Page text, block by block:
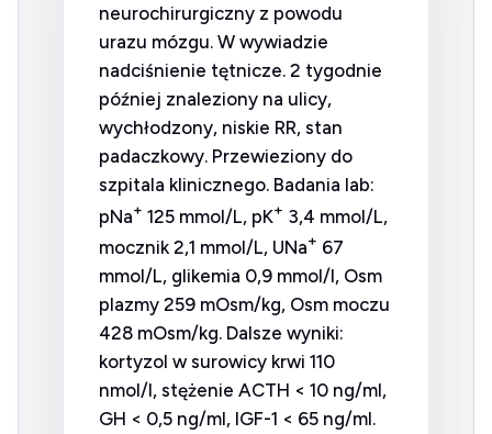
neurochirurgiczny z powodu
urazu mózgu. W wywiadzie
nadciśnienie tętnicze. 2 tygodnie
później znaleziony na ulicy,
wychłodzony, niskie RR, stan
padaczkowy. Przewieziony do
szpitala klinicznego. Badania lab:
pNa+ 125 mmol/L, pK+ 3,4 mmol/L,
mocznik 2,1 mmol/L, UNa+ 67
mmol/L, glikemia 0,9 mmol/l, Osm
plazmy 259 mOsm/kg, Osm moczu
428 mOsm/kg. Dalsze wyniki:
kortyzol w surowicy krwi 110
nmol/l, stężenie ACTH < 10 ng/ml,
GH < 0,5 ng/ml, IGF-1 < 65 ng/ml.